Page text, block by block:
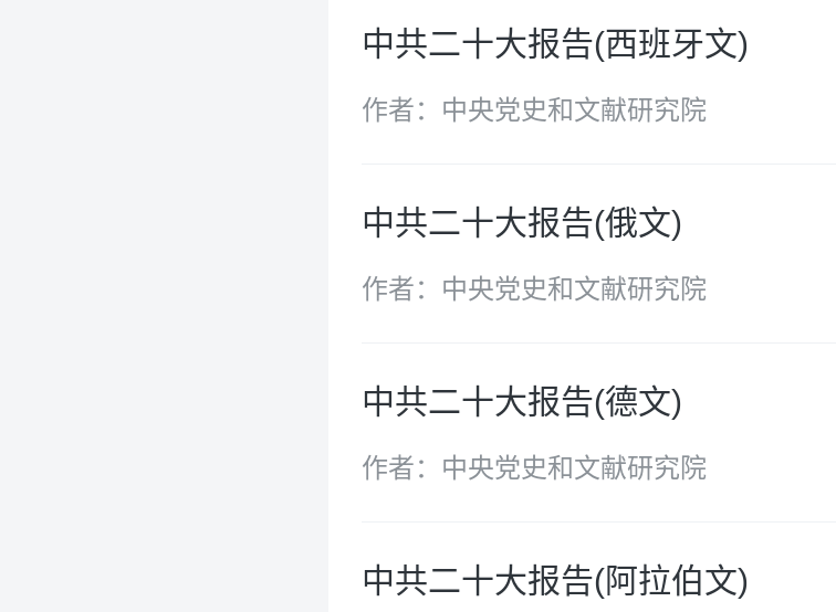
中共二十大报告(西班牙文)
作者：中央党史和文献研究院
中共二十大报告(俄文)
作者：中央党史和文献研究院
中共二十大报告(德文)
作者：中央党史和文献研究院
中共二十大报告(阿拉伯文)